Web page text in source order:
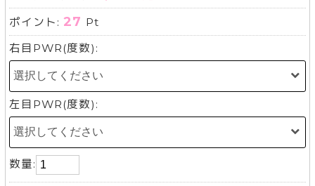
ポイント: 27 Pt
右目PWR(度数):
左目PWR(度数):
数量: